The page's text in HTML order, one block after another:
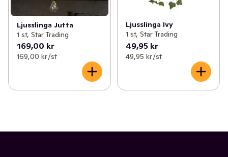
Ljusslinga Jutta
1 st, Star Trading
169,00 kr
169,00 kr /st
Ljusslinga Ivy
1 st, Star Trading
49,95 kr
49,95 kr /st